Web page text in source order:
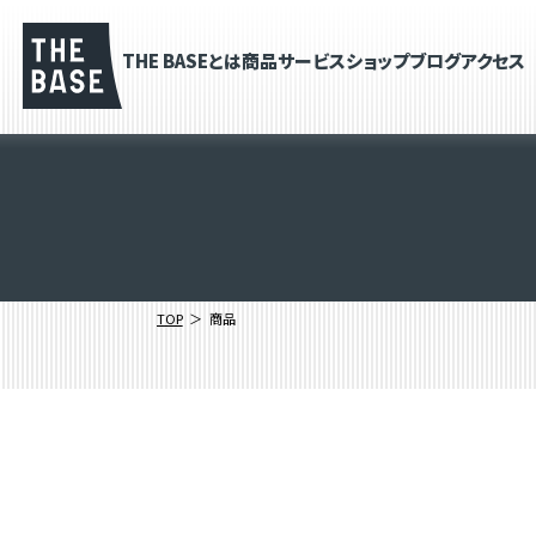
THE BASEとは商品サービスショップブログアクセス
TOP 商品